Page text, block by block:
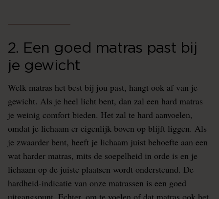
2. Een goed matras past bij
je gewicht
Welk matras het best bij jou past, hangt ook af van je
gewicht. Als je heel licht bent, dan zal een hard matras
je weinig comfort bieden. Het zal te hard aanvoelen,
omdat je lichaam er eigenlijk boven op blijft liggen. Als
je zwaarder bent, heeft je lichaam juist behoefte aan een
wat harder matras, mits de soepelheid in orde is en je
lichaam op de juiste plaatsen wordt ondersteund. De
hardheid-indicatie van onze matrassen is een goed
uitgangspunt. Echter, om te voelen of dat matras ook het